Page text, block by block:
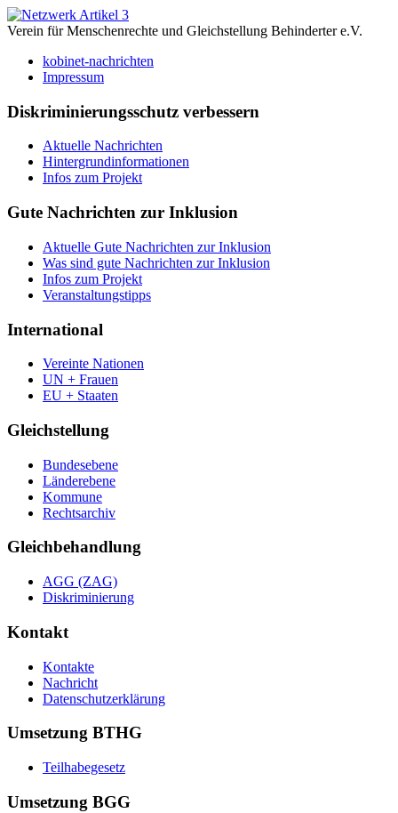
Verein für Menschenrechte und Gleichstellung Behinderter e.V.
kobinet-nachrichten
Impressum
Diskriminierungsschutz verbessern
Aktuelle Nachrichten
Hintergrundinformationen
Infos zum Projekt
Gute Nachrichten zur Inklusion
Aktuelle Gute Nachrichten zur Inklusion
Was sind gute Nachrichten zur Inklusion
Infos zum Projekt
Veranstaltungstipps
International
Vereinte Nationen
UN + Frauen
EU + Staaten
Gleichstellung
Bundesebene
Länderebene
Kommune
Rechtsarchiv
Gleichbehandlung
AGG (ZAG)
Diskriminierung
Kontakt
Kontakte
Nachricht
Datenschutzerklärung
Umsetzung BTHG
Teilhabegesetz
Umsetzung BGG